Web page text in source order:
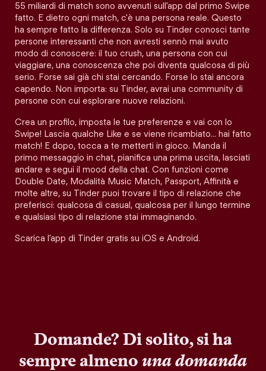
55 miliardi di match sono avvenuti sull'app dal primo Swipe
fatto. E dietro ogni match, c'è una persona reale. Questo
ha sempre fatto la differenza. Solo su Tinder conosci tante
persone interessanti che non avresti sennò mai avuto
modo di conoscere: il tuo crush, una persona con cui
viaggiare, una conoscenza che poi diventa qualcosa di più
serio. Forse sai già chi stai cercando. Forse lo stai ancora
capendo. Non importa: su Tinder, avrai una community di
persone con cui esplorare nuove relazioni.
Crea un profilo, imposta le tue preferenze e vai con lo
Swipe! Lascia qualche Like e se viene ricambiato… hai fatto
match! E dopo, tocca a te metterti in gioco. Manda il
primo messaggio in chat, pianifica una prima uscita, lasciati
andare e segui il mood della chat. Con funzioni come
Double Date, Modalità Music Match, Passport, Affinità e
molte altre, su Tinder puoi trovare il tipo di relazione che
preferisci: qualcosa di casual, qualcosa per il lungo termine
e qualsiasi tipo di relazione stai immaginando.
Scarica l'app di Tinder gratis su iOS e Android.
Domande? Di solito, si ha
sempre almeno una domanda